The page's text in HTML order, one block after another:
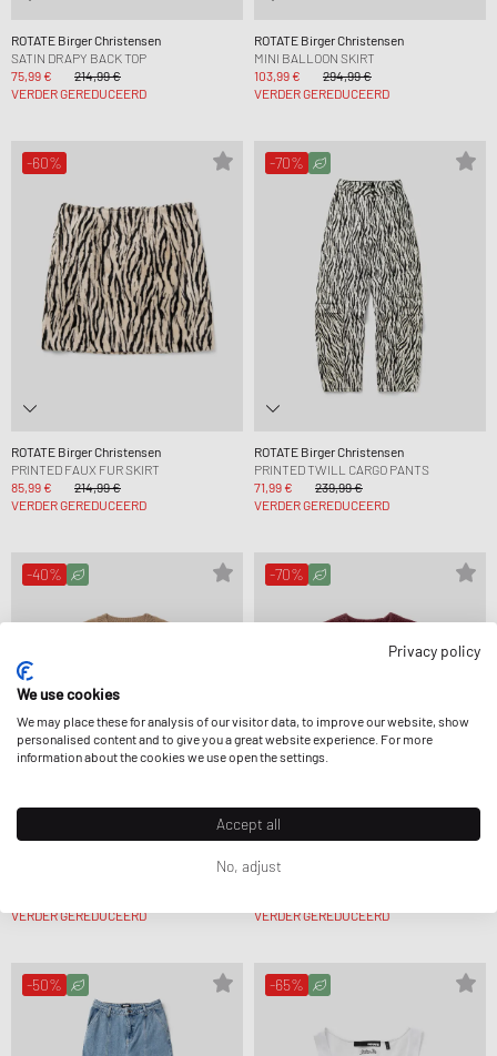
ROTATE Birger Christensen
SATIN DRAPY BACK TOP
75,99 €
214,99 €
VERDER GEREDUCEERD
ROTATE Birger Christensen
MINI BALLOON SKIRT
103,99 €
294,99 €
VERDER GEREDUCEERD
-60%
ROTATE Birger Christensen
PRINTED FAUX FUR SKIRT
85,99 €
214,99 €
VERDER GEREDUCEERD
-70%
ROTATE Birger Christensen
PRINTED TWILL CARGO PANTS
71,99 €
239,99 €
VERDER GEREDUCEERD
-40%
VERDER GEREDUCEERD
-70%
ROTATE Birger Christensen
LIGHT KNIT LOGO SWEATER
VERDER GEREDUCEERD
-50% -65%
Privacy policy
We use cookies
We may place these for analysis of our visitor data, to improve our website, show
personalised content and to give you a great website experience. For more
information about the cookies we use open the settings.
Accept all
No, adjust